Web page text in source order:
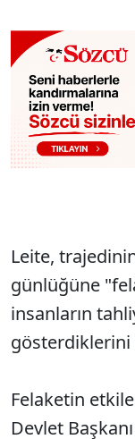
Leite,
günlüğüne
insanların
Felaketin
Devlet